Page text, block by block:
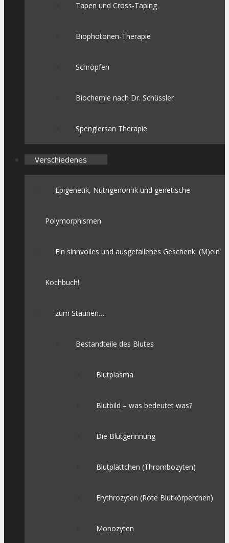
Tapen und Cross-Taping
Biophotonen-Therapie
Schröpfen
Biochemie nach Dr. Schüssler
Spenglersan Therapie
Verschiedenes
Epigenetik, Nutrigenomik und genetische
Polymorphismen
Ein sinnvolles und ausgefallenes Geschenk: (M)ein
Kochbuch!
zum Staunen…
Bestandteile des Blutes
Blutplasma
Blutbild – was bedeutet was?
Die Blutgerinnung
Blutplättchen (Thrombozyten)
Erythrozyten (Rote Blutkörperchen)
Monozyten